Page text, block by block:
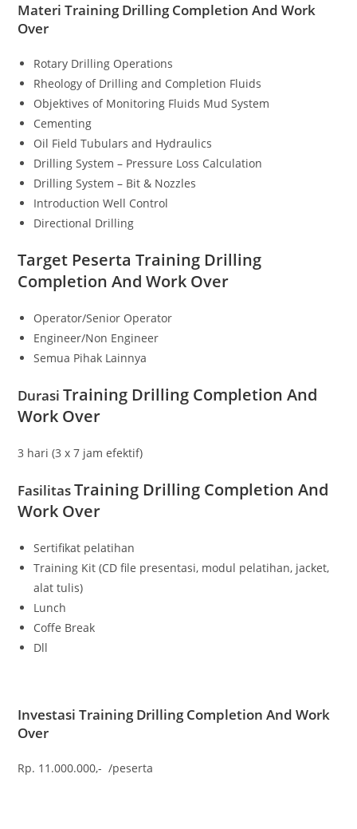
Materi Training Drilling Completion And Work
Over
Rotary Drilling Operations
Rheology of Drilling and Completion Fluids
Objektives of Monitoring Fluids Mud System
Cementing
Oil Field Tubulars and Hydraulics
Drilling System – Pressure Loss Calculation
Drilling System – Bit & Nozzles
Introduction Well Control
Directional Drilling
Target PesertaTraining Drilling
Completion And Work Over
Operator/Senior Operator
Engineer/Non Engineer
Semua Pihak Lainnya
DurasiTraining Drilling Completion And
Work Over
3 hari (3 x 7 jam efektif)
FasilitasTraining Drilling Completion And
Work Over
Sertifikat pelatihan
Training Kit (CD file presentasi, modul pelatihan, jacket,
alat tulis)
Lunch
Coffe Break
Dll
Investasi TrainingDrilling Completion And Work
Over
Rp. 11.000.000,- /peserta